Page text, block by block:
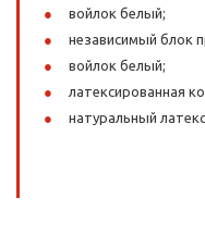
войлок белый;
независимый блок
войлок белый;
латексированная
натуральный